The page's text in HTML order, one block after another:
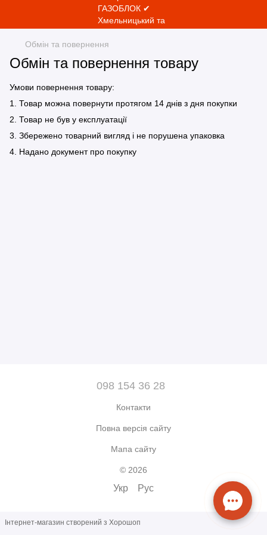
Обмін та повернення
Обмін та повернення товару
Умови повернення товару:
1. Товар можна повернути протягом 14 днів з дня покупки
2. Товар не був у експлуатації
3. Збережено товарний вигляд і не порушена упаковка
4. Надано документ про покупку
098 154 36 28
Контакти
Повна версія сайту
Мапа сайту
© 2026
Укр Рус
Інтернет-магазин створений з Хорошоп